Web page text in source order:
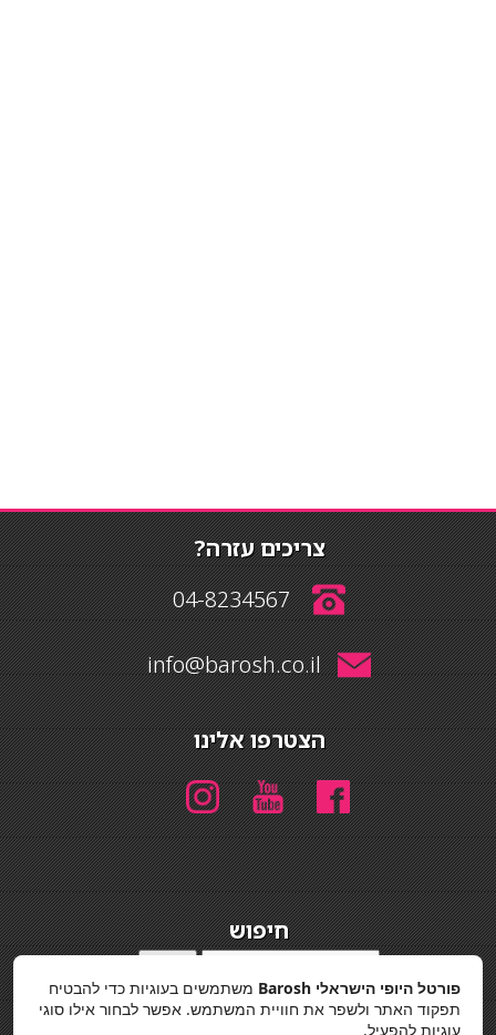
צריכים עזרה?
04-8234567
info@barosh.co.il
הצטרפו אלינו
חיפוש
מדיניות פרטיות
פורטל היופי הישראלי Barosh
משתמשים בעוגיות כדי להבטיח
תפקוד האתר ולשפר את חוויית המשתמש. אפשר לבחור אילו סוגי
עוגיות להפעיל.